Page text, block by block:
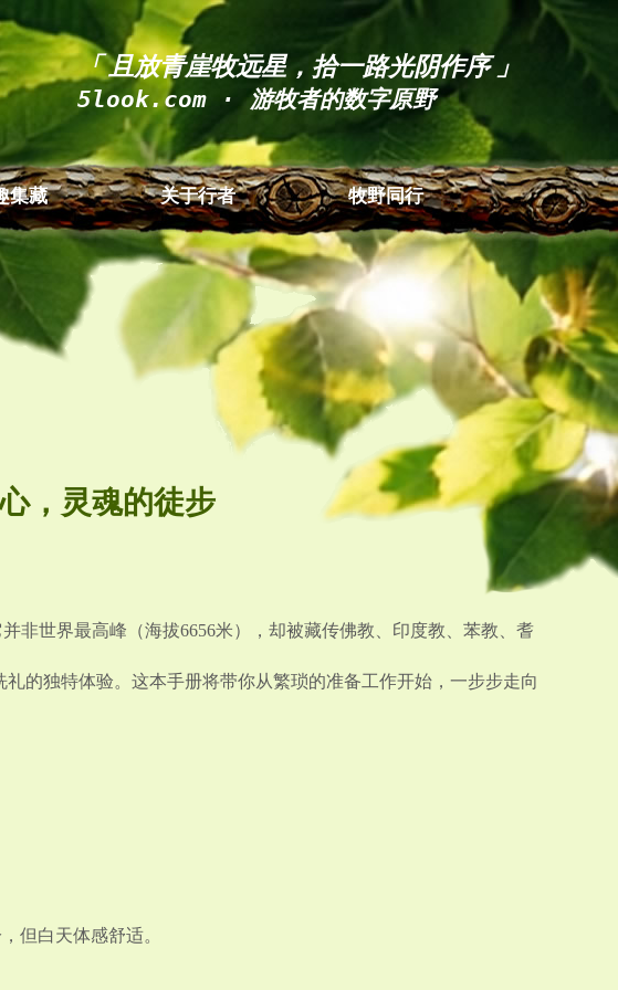
「 且放青崖牧远星，拾一路光阴作序 」
5look.com · 游牧者的数字原野
集藏 关于行者 牧野同行
，灵魂的徒步
世界最高峰（海拔6656米），却被藏传佛教、印度教、苯教、耆
的独特体验。这本手册将带你从繁琐的准备工作开始，一步步走向
但白天体感舒适。